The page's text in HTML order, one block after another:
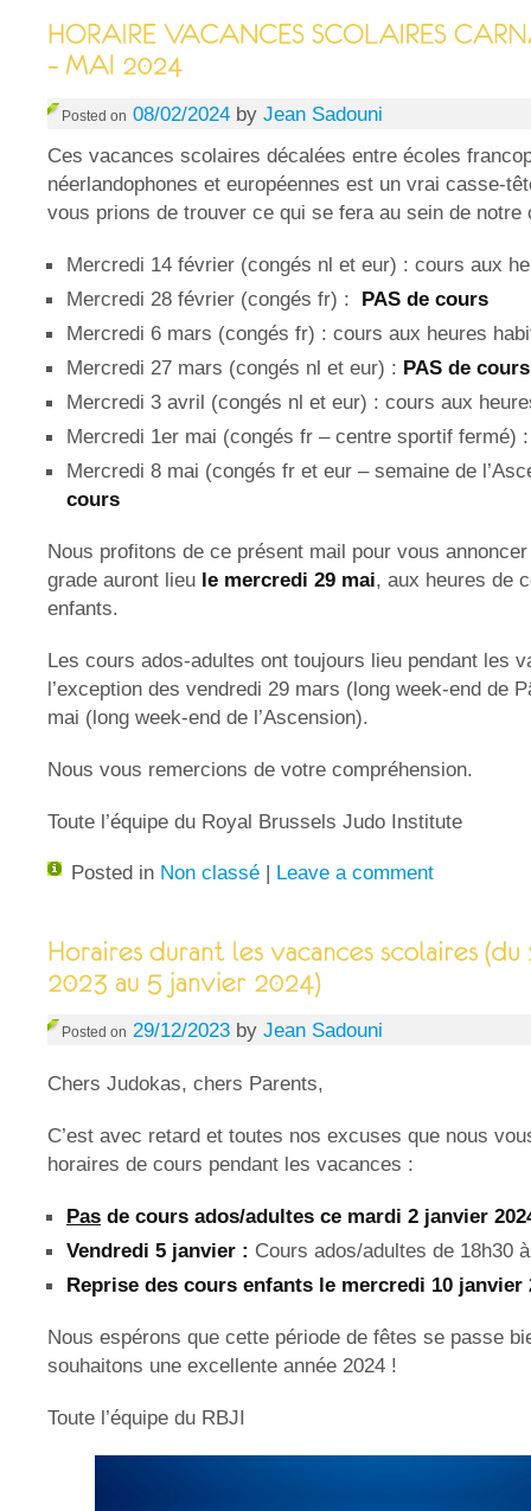
Posted on 08/02/2024 by Jean Sadouni
Ces vacances scolaires décalées entre écoles
néerlandophones et européennes est un vrai casse-
vous prions de trouver ce qui se fera au sein de notre
Mercredi 14 février (congés nl et eur) : cours aux
Mercredi 28 février (congés fr) : PAS de cours
Mercredi 6 mars (congés fr) : cours aux heures
Mercredi 27 mars (congés nl et eur) : PAS de cours
Mercredi 3 avril (congés nl et eur) : cours aux
Mercredi 1er mai (congés fr – centre sportif
Mercredi 8 mai (congés fr et eur – semaine de
cours
Nous profitons de ce présent mail pour vous
grade auront lieu le mercredi 29 mai, aux heures de
enfants.
Les cours ados-adultes ont toujours lieu pendant les
l’exception des vendredi 29 mars (long week-end de
mai (long week-end de l’Ascension).
Nous vous remercions de votre compréhension.
Toute l’équipe du Royal Brussels Judo Institute
Posted in Non classé | Leave a comment
Posted on 29/12/2023 by Jean Sadouni
Chers Judokas, chers Parents,
C’est avec retard et toutes nos excuses que nous
horaires de cours pendant les vacances :
Pas de cours ados/adultes ce mardi 2 janvier
Vendredi 5 janvier : Cours ados/adultes de 18h30
Reprise des cours enfants le mercredi 10 janvier
Nous espérons que cette période de fêtes se passe
souhaitons une excellente année 2024 !
Toute l’équipe du RBJI